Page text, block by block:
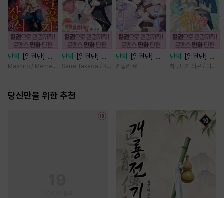
만화
[일권만] 실
례지만 약혼자님,
Mashiro / Memeko
만화
[일권만] 매
료 마법에 걸린 척
사랑꾼이 되었습니
Sane Takada / Koki Fuyutsuki
만화
[일권만] 죽
을 뻔한 늑대가 운
카놀라 유
만화
[일권만] 제
약혼은 취소되었습
하루나기 리구 / 미즈메
당신만을 위한 추천